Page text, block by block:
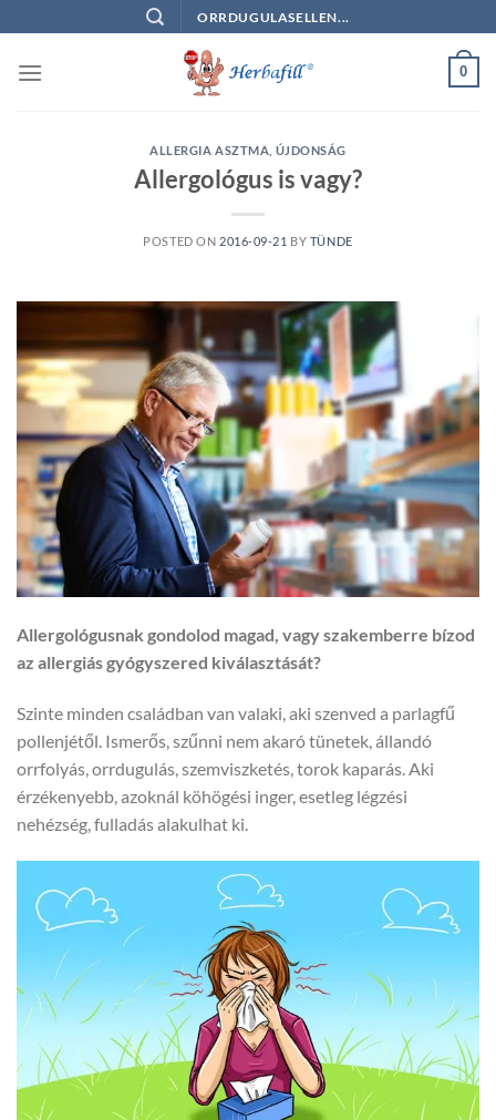
to
content
ORRDUGULASELLEN...
0
ALLERGIA ASZTMA ÚJDONSÁG
Allergológus is vagy?
POSTED ON 2016-09-21 BY TÜNDE
Allergológusnak gondolod magad, vagy szakemberre bízod
az allergiás gyógyszered kiválasztását?
Szinte minden családban van valaki, aki szenved a parlagfű
pollenjétől. Ismerős, szűnni nem akaró tünetek, állandó
orrfolyás, orrdugulás, szemviszketés, torok kaparás. Aki
érzékenyebb, azoknál köhögési inger, esetleg légzési
nehézség, fulladás alakulhat ki.